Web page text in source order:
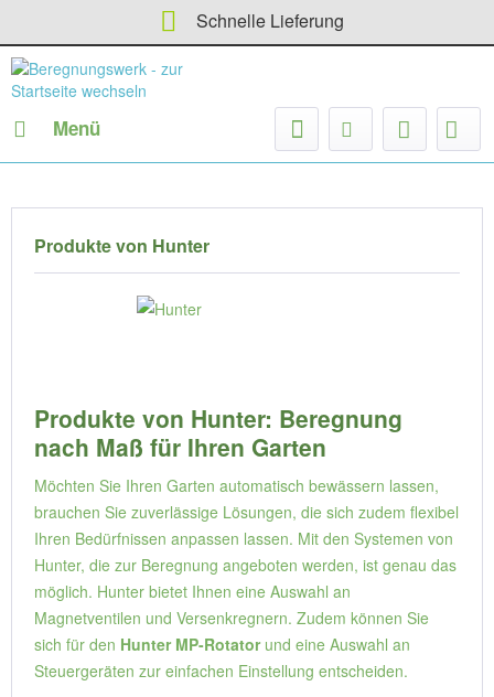
Schnelle Lieferung
Menü
Produkte von Hunter
Produkte von Hunter: Beregnung
nach Maß für Ihren Garten
Möchten Sie Ihren Garten automatisch bewässern lassen,
brauchen Sie zuverlässige Lösungen, die sich zudem flexibel
Ihren Bedürfnissen anpassen lassen. Mit den Systemen von
Hunter, die zur Beregnung angeboten werden, ist genau das
möglich. Hunter bietet Ihnen eine Auswahl an
Magnetventilen und Versenkregnern. Zudem können Sie
sich für den Hunter MP-Rotatorund eine Auswahl an
Steuergeräten zur einfachen Einstellung entscheiden.